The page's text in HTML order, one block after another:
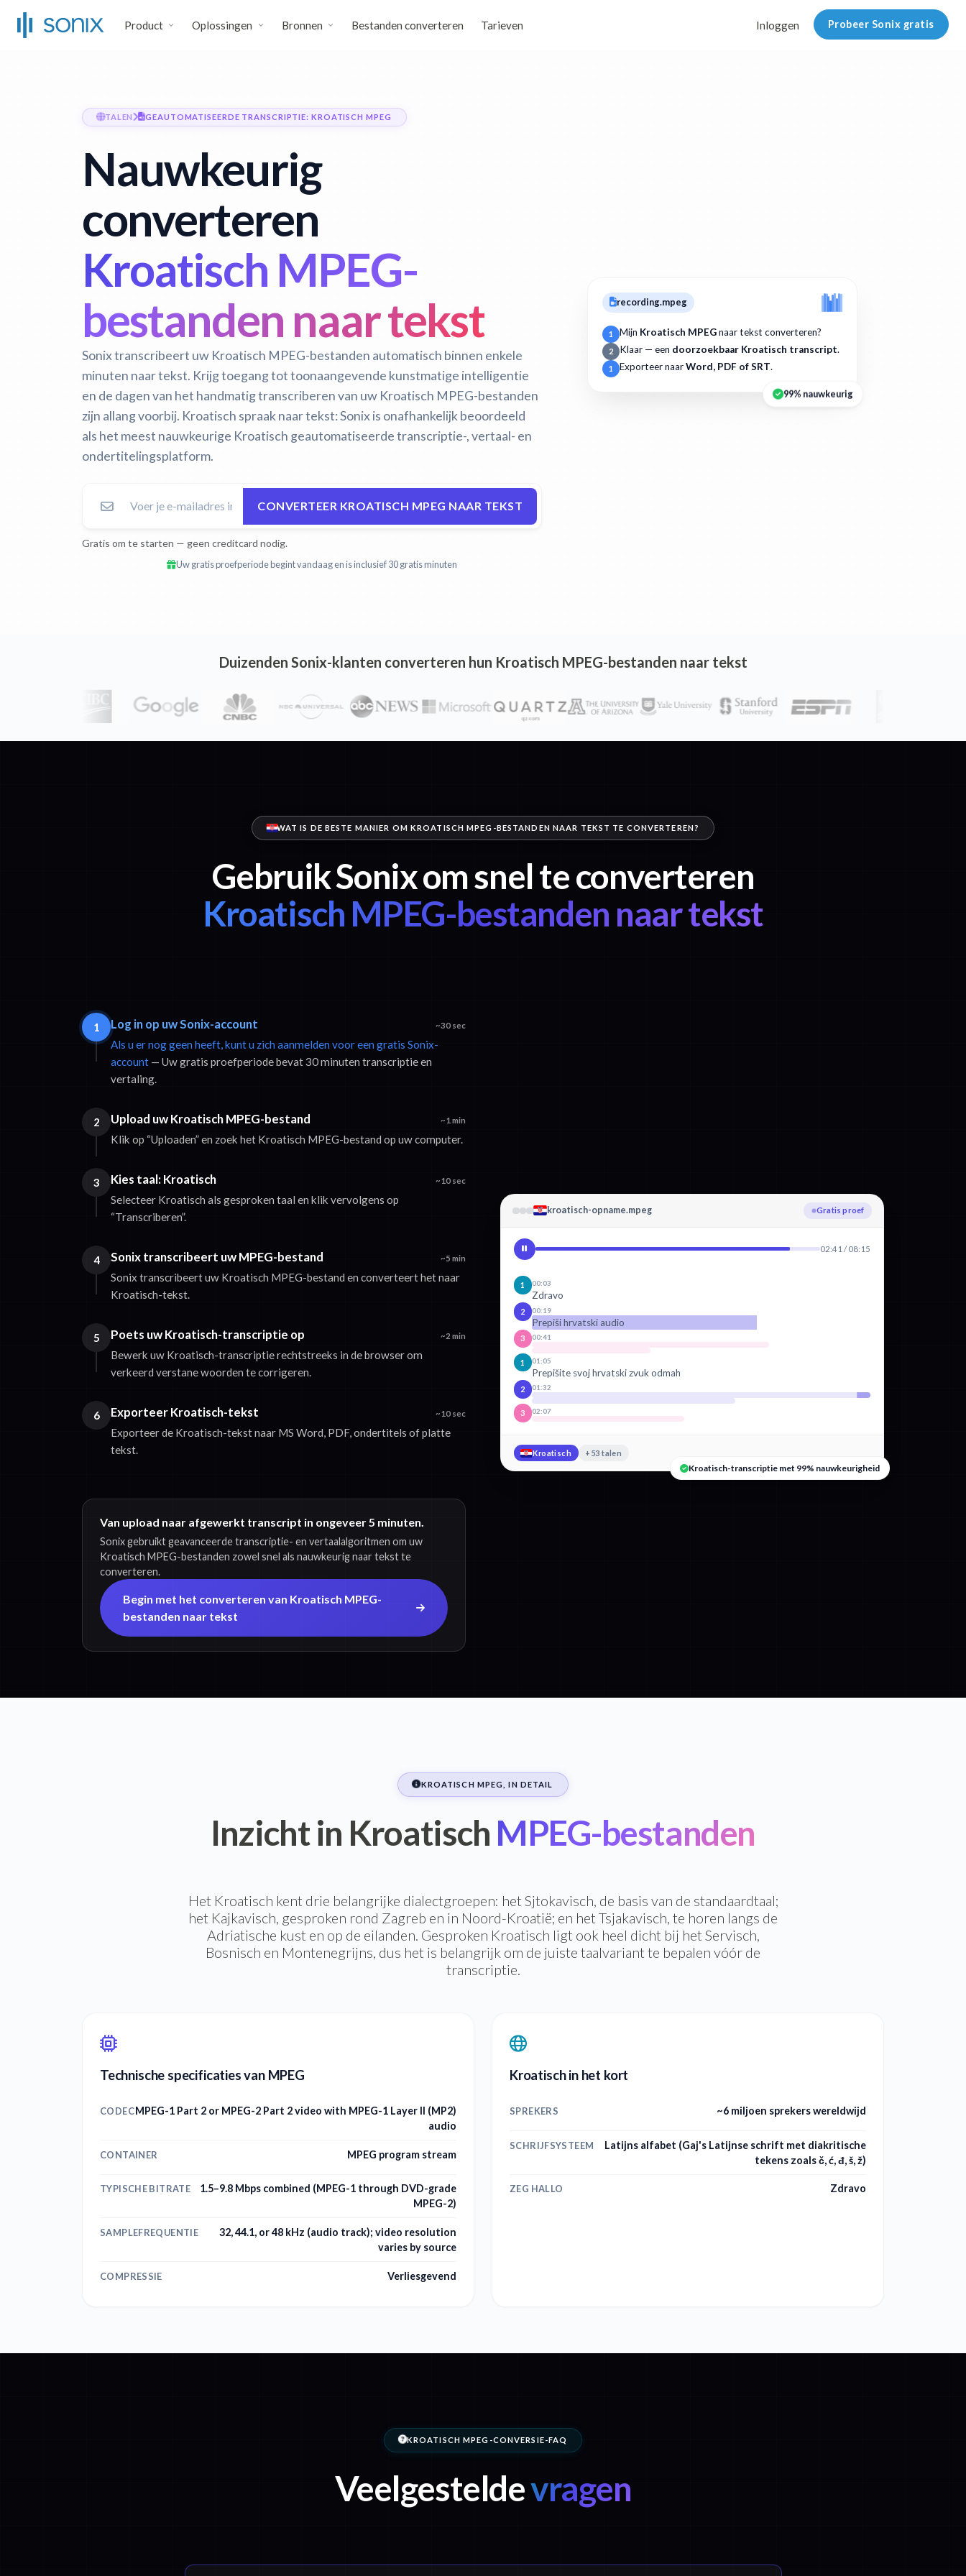
Product Oplossingen Bronnen Bestanden converteren Tarieven Inloggen Probeer Sonix gratis
TALEN GEAUTOMATISEERDE TRANSCRIPTIE: KROATISCH MPEG
Nauwkeurig
converteren
Kroatisch MPEG-
bestanden naar tekst
Sonix transcribeert uw Kroatisch MPEG-bestanden automatisch binnen enkele
minuten naar tekst. Krijg toegang tot toonaangevende kunstmatige intelligentie
en de dagen van het handmatig transcriberen van uw Kroatisch MPEG-bestanden
zijn allang voorbij. Kroatisch spraak naar tekst:Sonix is onafhankelijk beoordeeld
als het meest nauwkeurige Kroatisch geautomatiseerde transcriptie-, vertaal- en
ondertitelingsplatform.
CONVERTEER KROATISCH MPEG NAAR TEKST
Gratis om te starten — geen creditcard nodig.
Uw gratis proefperiode begint vandaag en is inclusief 30 gratis minuten
recording.mpeg
1 Mijn Kroatisch MPEGnaar tekst converteren?
2 Klaar — een doorzoekbaar Kroatisch transcript.
1 Exporteer naarWord, PDF of SRT.
99% nauwkeurig
Duizenden Sonix-klanten converteren hun Kroatisch MPEG-bestanden naar tekst
WAT IS DE BESTE MANIER OM KROATISCH MPEG-BESTANDEN NAAR TEKST TE CONVERTEREN?
Gebruik Sonix om snel te converteren
Kroatisch MPEG-bestanden naar tekst
1 Log in op uw Sonix-account ~30 sec
Als u er nog geen heeft, kunt u zich aanmelden voor een gratis Sonix-
account — Uw gratis proefperiode bevat 30 minuten transcriptie en
vertaling.
2 Upload uw Kroatisch MPEG-bestand ~1 min
Klik op “Uploaden” en zoek het Kroatisch MPEG-bestand op uw computer.
3 Kies taal: Kroatisch ~10 sec
Selecteer Kroatisch als gesproken taal en klik vervolgens op
“Transcriberen”.
4 Sonix transcribeert uw MPEG-bestand ~5 min
Sonix transcribeert uw Kroatisch MPEG-bestand en converteert het naar
Kroatisch-tekst.
5 Poets uw Kroatisch-transcriptie op ~2 min
Bewerk uw Kroatisch-transcriptie rechtstreeks in de browser om
verkeerd verstane woorden te corrigeren.
6 Exporteer Kroatisch-tekst ~10 sec
Exporteer de Kroatisch-tekst naar MS Word, PDF, ondertitels of platte
tekst.
Van upload naar afgewerkt transcript in ongeveer 5 minuten.
Sonix gebruikt geavanceerde transcriptie- en vertaalalgoritmen om uw
Kroatisch MPEG-bestanden zowel snel als nauwkeurig naar tekst te
converteren.
Begin met het converteren van Kroatisch MPEG-
bestanden naar tekst
kroatisch-opname.mpeg Uploaden
02:41 / 08:15
1 00:03
Zdravo
2 00:19
Prepiši hrvatski audio
3 00:41
1 01:05
Prepišite svoj hrvatski zvuk odmah
2 01:32
3 02:07
Kroatisch +53 talen
Kroatisch-transcriptie met 99% nauwkeurigheid
KROATISCH MPEG, IN DETAIL
Inzicht in Kroatisch MPEG-bestanden
Het Kroatisch kent drie belangrijke dialectgroepen: het Sjtokavisch, de basis van de standaardtaal;
het Kajkavisch, gesproken rond Zagreb en in Noord-Kroatië; en het Tsjakavisch, te horen langs de
Adriatische kust en op de eilanden. Gesproken Kroatisch ligt ook heel dicht bij het Servisch,
Bosnisch en Montenegrijns, dus het is belangrijk om de juiste taalvariant te bepalen vóór de
transcriptie.
Technische specificaties van MPEG
CODECMPEG-1 Part 2 or MPEG-2 Part 2 video with MPEG-1 Layer II (MP2)
audio
CONTAINER MPEG program stream
TYPISCHE BITRATE
1.5–9.8 Mbps combined (MPEG-1 through DVD-grade
MPEG-2)
SAMPLEFREQUENTIE
32, 44.1, or 48 kHz (audio track); video resolution
varies by source
COMPRESSIE Verliesgevend
Kroatisch in het kort
SPREKERS ~6 miljoen sprekers wereldwijd
SCHRIJFSYSTEEM
Latijns alfabet (Gaj's Latijnse schrift met diakritische
tekens zoals č, ć, đ, š, ž)
ZEG HALLO Zdravo
KROATISCH MPEG-CONVERSIE-FAQ
Veelgesteldevragen